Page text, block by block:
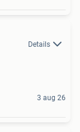
Details
3 aug 26